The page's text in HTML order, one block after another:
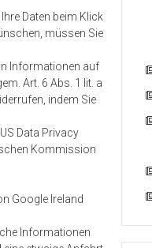
Daten beim Klick
müssen Sie
Informationen auf
Art. 6 Abs. 1 lit. a
indem Sie
Data Privacy
Kommission
Google Ireland
Informationen